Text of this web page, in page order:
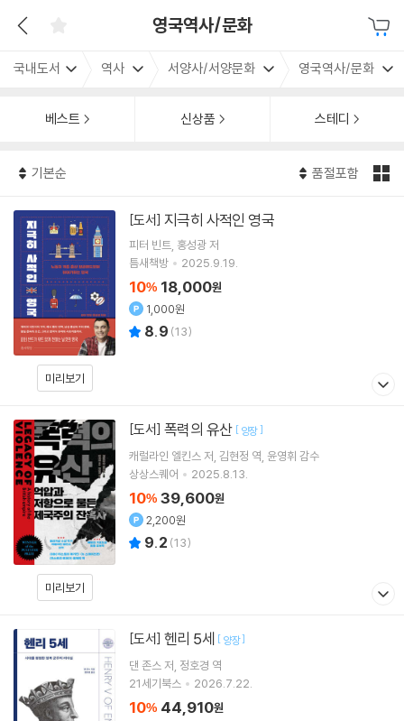
영국역사/문화
국내도서 역사 서양사/서양문화 영국역사/문화
베스트 신상품 스테디
기본순 품절포함
미리보기
[도서] 지극히 사적인 영국
피터 빈트 홍성광저
틈새책방
2025.9.19.
10% 18,000원
1,000원
8.9 (13)
미리보기
[도서] 폭력의 유산 [ 양장]
캐럴라인 엘킨스 저 김현정 역 윤영휘 감수
상상스퀘어
2025.8.13.
10% 39,600원
2,200원
9.2 (13)
[도서] 헨리 5세 [ 양장]
댄 존스 저 정호경 역
21세기북스
2026.7.22.
10% 44,910원